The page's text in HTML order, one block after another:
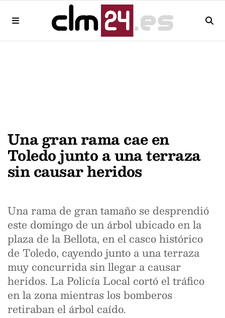
Una gran rama cae en
Toledo junto a una terraza
sin causar heridos
Una rama de gran tamaño se desprendió
este domingo de un árbol ubicado en la
plaza de la Bellota, en el casco histórico
de Toledo, cayendo junto a una terraza
muy concurrida sin llegar a causar
heridos. La Policía Local cortó el tráfico
en la zona mientras los bomberos
retiraban el árbol caído.